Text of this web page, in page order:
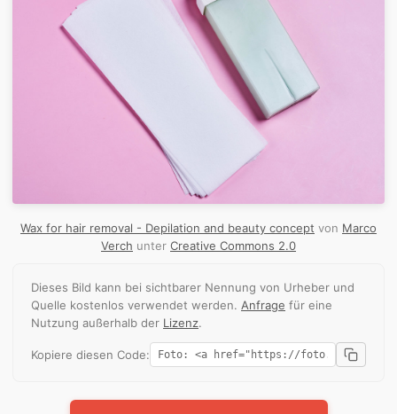
Wax for hair removal - Depilation and beauty concept von Marco
Verch unter Creative Commons 2.0
Dieses Bild kann bei sichtbarer Nennung von Urheber und
Quelle kostenlos verwendet werden. Anfrage für eine
Nutzung außerhalb der Lizenz.
Kopiere diesen Code: